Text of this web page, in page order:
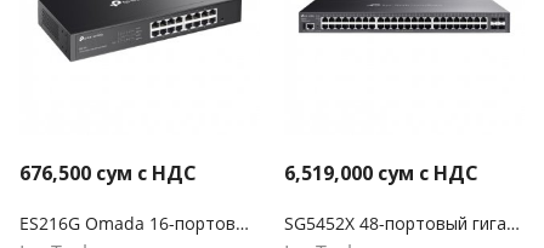
676,500 сум с НДС
ES216G Omada 16-портовый гигабитный Easy Managed коммутатор
6,519,000 сум с НДС
SG5452X 48-портовый гигабитный управляемый коммутатор Omada Lite L3 с 4 слотами 10G